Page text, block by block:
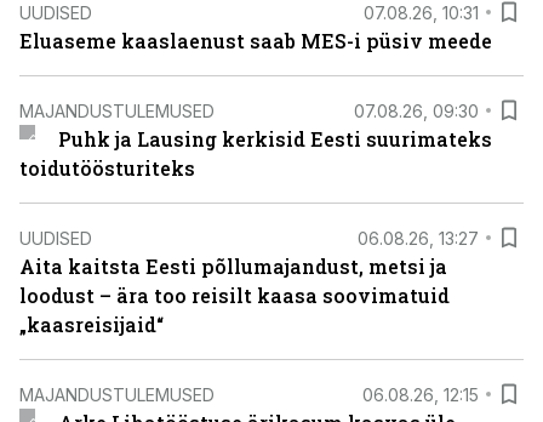
UUDISED 07.08.26, 10:31
Eluaseme kaaslaenust saab MES-i püsiv meede
MAJANDUSTULEMUSED 07.08.26, 09:30
Puhk ja Lausing kerkisid Eesti suurimateks
toidutöösturiteks
UUDISED 06.08.26, 13:27
Aita kaitsta Eesti põllumajandust, metsi ja
loodust – ära too reisilt kaasa soovimatuid
„kaasreisijaid“
MAJANDUSTULEMUSED 06.08.26, 12:15